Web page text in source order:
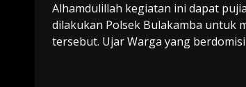
Alhamdulillah kegiatan ini dapat
dilakukan Polsek Bulakamba untuk
tersebut. Ujar Warga yang